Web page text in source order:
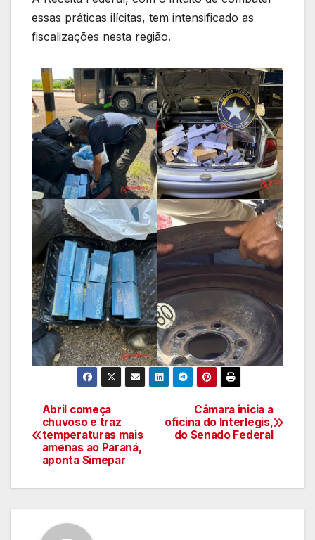
essas práticas ilícitas, tem intensificado as
fiscalizações nesta região.
Navegação
de
artigos
Câmara inicia a
oficina do Interlegis,
do Senado Federal
Abril começa
chuvoso e traz
temperaturas mais
amenas ao Paraná,
aponta Simepar